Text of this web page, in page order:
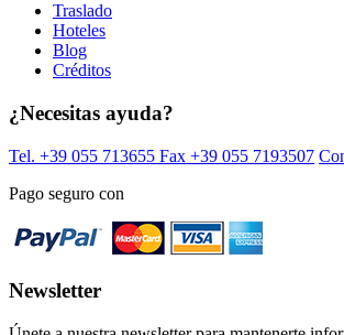
Traslado
Hoteles
Blog
Créditos
¿Necesitas ayuda?
Tel. +39 055 713655 Fax +39 055 7193507
Pago seguro con
Newsletter